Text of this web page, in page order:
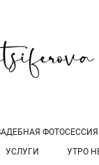
ФОТОСЕССИЯ
УСЛУГИ УТРО